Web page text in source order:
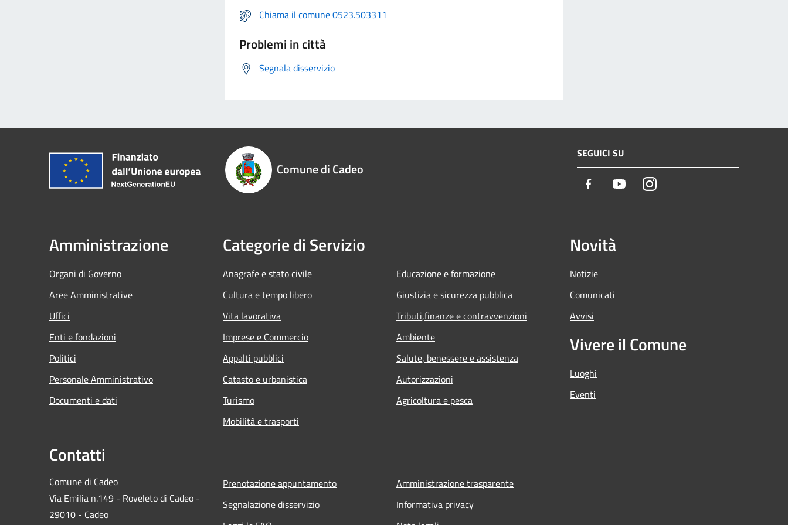
Chiama il comune 0523.503311
Problemi in città
Segnala disservizio
Comune di Cadeo
SEGUICI SU
Facebook YoutubeInstagram
Amministrazione
Organi di Governo
Aree Amministrative
Uffici
Enti e fondazioni
Politici
Personale Amministrativo
Documenti e dati
Categorie di Servizio
Anagrafe e stato civile
Cultura e tempo libero
Vita lavorativa
Imprese e Commercio
Appalti pubblici
Catasto e urbanistica
Turismo
Mobilità e trasporti
Educazione e formazione
Giustizia e sicurezza pubblica
Tributi,finanze e contravvenzioni
Ambiente
Salute, benessere e assistenza
Autorizzazioni
Agricoltura e pesca
Novità
Notizie
Comunicati
Avvisi
Vivere il Comune
Luoghi
Eventi
Contatti
Comune di Cadeo
Via Emilia n.149 - Roveleto di Cadeo -
29010 - Cadeo
Prenotazione appuntamento
Segnalazione disservizio
Amministrazione trasparente
Informativa privacy